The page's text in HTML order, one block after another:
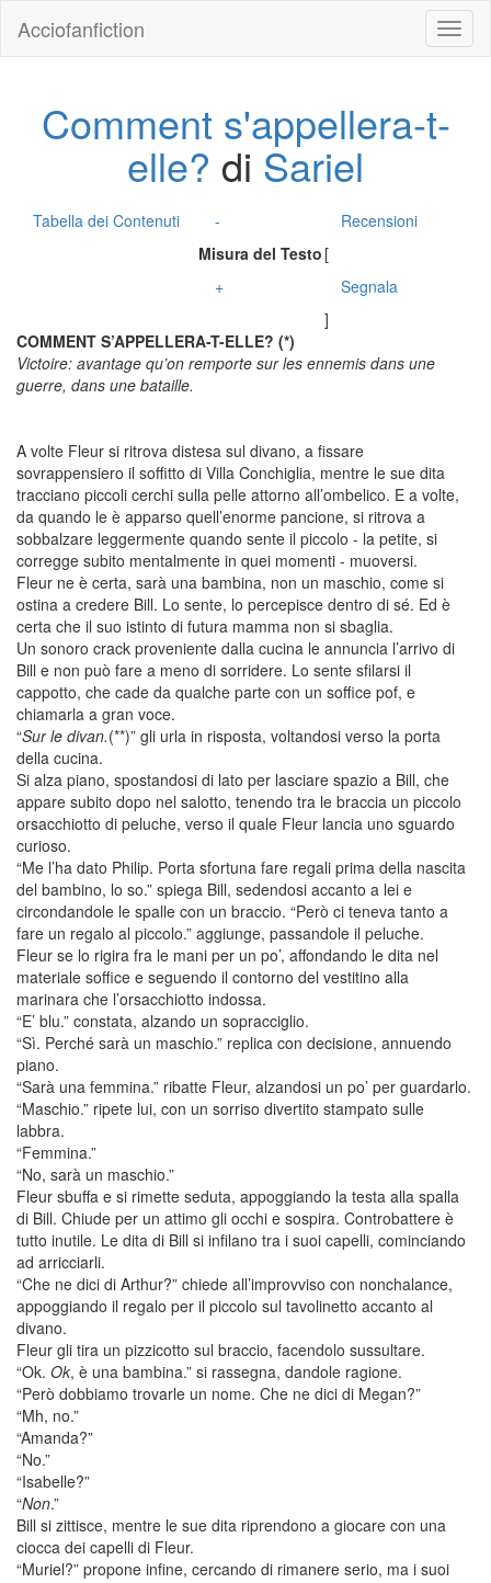
Acciofanfiction
Comment s'appellera-t-
elle? di Sariel
Tabella dei Contenuti
-
Misura del Testo
+
Recensioni
[
Segnala
]
COMMENT S’APPELLERA-T-ELLE? (*)
Victoire: avantage qu’on remporte sur les ennemis dans une
guerre, dans une bataille.
A volte Fleur si ritrova distesa sul divano, a fissare
sovrappensiero il soffitto di Villa Conchiglia, mentre le sue dita
tracciano piccoli cerchi sulla pelle attorno all’ombelico. E a volte,
da quando le è apparso quell’enorme pancione, si ritrova a
sobbalzare leggermente quando sente il piccolo - la petite, si
corregge subito mentalmente in quei momenti - muoversi.
Fleur ne è certa, sarà una bambina, non un maschio, come si
ostina a credere Bill. Lo sente, lo percepisce dentro di sé. Ed è
certa che il suo istinto di futura mamma non si sbaglia.
Un sonoro crack proveniente dalla cucina le annuncia l’arrivo di
Bill e non può fare a meno di sorridere. Lo sente sfilarsi il
cappotto, che cade da qualche parte con un soffice pof, e
chiamarla a gran voce.
“Sur le divan.(**)” gli urla in risposta, voltandosi verso la porta
della cucina.
Si alza piano, spostandosi di lato per lasciare spazio a Bill, che
appare subito dopo nel salotto, tenendo tra le braccia un piccolo
orsacchiotto di peluche, verso il quale Fleur lancia uno sguardo
curioso.
“Me l’ha dato Philip. Porta sfortuna fare regali prima della nascita
del bambino, lo so.” spiega Bill, sedendosi accanto a lei e
circondandole le spalle con un braccio. “Però ci teneva tanto a
fare un regalo al piccolo.” aggiunge, passandole il peluche.
Fleur se lo rigira fra le mani per un po’, affondando le dita nel
materiale soffice e seguendo il contorno del vestitino alla
marinara che l’orsacchiotto indossa.
“E’ blu.” constata, alzando un sopracciglio.
“Sì. Perché sarà un maschio.” replica con decisione, annuendo
piano.
“Sarà una femmina.” ribatte Fleur, alzandosi un po’ per guardarlo.
“Maschio.” ripete lui, con un sorriso divertito stampato sulle
labbra.
“Femmina.”
“No, sarà un maschio.”
Fleur sbuffa e si rimette seduta, appoggiando la testa alla spalla
di Bill. Chiude per un attimo gli occhi e sospira. Controbattere è
tutto inutile. Le dita di Bill si infilano tra i suoi capelli, cominciando
ad arricciarli.
“Che ne dici di Arthur?” chiede all’improvviso con nonchalance,
appoggiando il regalo per il piccolo sul tavolinetto accanto al
divano.
Fleur gli tira un pizzicotto sul braccio, facendolo sussultare.
“Ok. Ok, è una bambina.” si rassegna, dandole ragione.
“Però dobbiamo trovarle un nome. Che ne dici di Megan?”
“Mh, no.”
“Amanda?”
“No.”
“Isabelle?”
“Non.”
Bill si zittisce, mentre le sue dita riprendono a giocare con una
ciocca dei capelli di Fleur.
“Muriel?” propone infine, cercando di rimanere serio, ma i suoi